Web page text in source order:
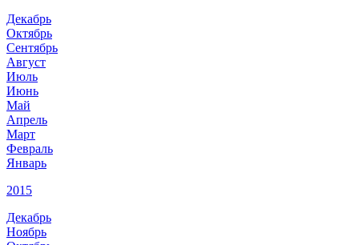
Декабрь
Октябрь
Сентябрь
Август
Июль
Июнь
Май
Апрель
Март
Февраль
Январь
2015
Декабрь
Ноябрь